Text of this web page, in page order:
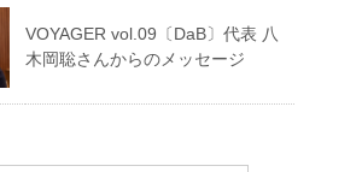
VOYAGER vol.09〔DaB〕代表 八
木岡聡さんからのメッセージ